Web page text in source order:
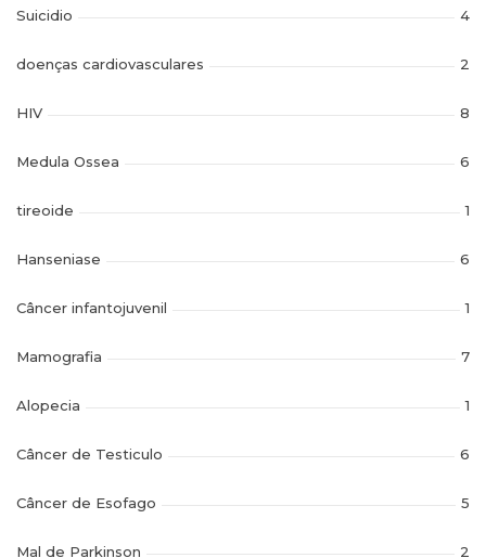
Suicidio 4
doenças cardiovasculares 2
HIV 8
Medula Ossea 6
tireoide 1
Hanseniase 6
Câncer infantojuvenil 1
Mamografia 7
Alopecia 1
Câncer de Testiculo 6
Câncer de Esofago 5
Mal de Parkinson 2